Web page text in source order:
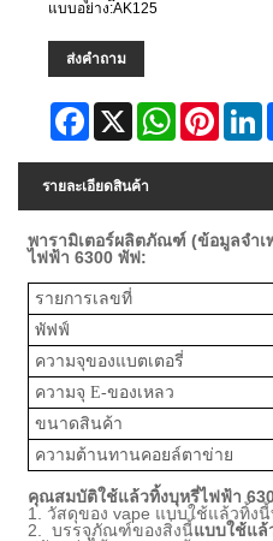
แบบอย่าง:AK125
ส่งคำถาม
Facebook
X WhatsAppPinterest
รายละเอียดสินค้า
พารามิเตอร์ผลิตภัณฑ์ (ข้อมูลจำเ
ไฟฟ้า 6300 พัฟ:
รายการเลขที่
พัฟฟ์
ความจุของแบตเตอรี่
ความจุ E-ของเหลว
ขนาดสินค้า
ความต้านทานคอยล์ตาข่าย
คุณสมบัติใช้แล้วทิ้งบุหรี่ไฟฟ้า 63
1. วัสดุของ vape แบบใช้แล้วทิ้ง
2. บรรจุภัณฑ์ของสิ่งนี้แบบใช้แล้